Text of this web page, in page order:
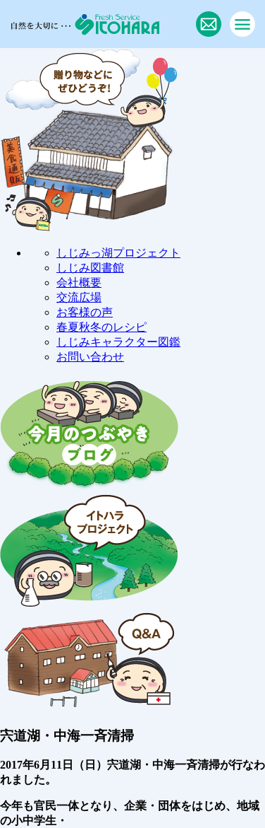
しじみっ湖プロジェクト
しじみ図書館
会社概要
交流広場
お客様の声
春夏秋冬のレシピ
しじみキャラクター図鑑
お問い合わせ
宍道湖・中海一斉清掃
2017年6月11日（日）宍道湖・中海一斉清掃が行なわ
れました。
今年も官民一体となり、企業・団体をはじめ、地域
の小中学生・